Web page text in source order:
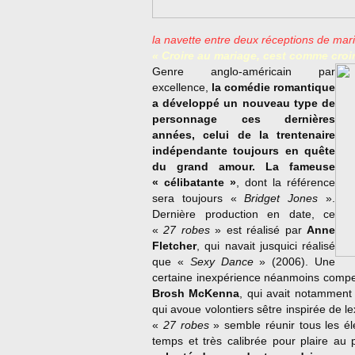
la navette entre deux réceptions de
« Croire au mariage, cest comme
Genre anglo-américain par
excellence, la comédie romantique
a développé un nouveau type de
personnage ces dernières
années, celui de la trentenaire
indépendante toujours en quête
du grand amour. La fameuse
« célibatante » , dont la référence
sera toujours «Bridget Jones ».
Dernière production en date, ce
«27 robes» est réalisé parAnne
Fletcher, qui navait jusquici réalisé
que « Sexy Dance» (2006). Une
certaine inexpérience néanmoins
Brosh McKenna , qui avait
qui avoue volontiers sêtre inspirée de
« 27 robes» semble réunir tous les
temps et très calibrée pour plaire au